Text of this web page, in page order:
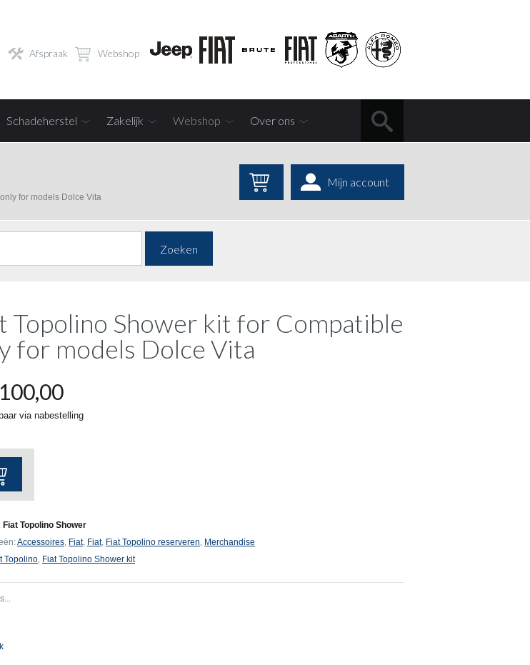
Afspraak Webshop
Schadeherstel Zakelijk Webshop Over ons
for models Dolce Vita
Mijn account
Zoeken
Topolino Shower kit for Compatible
for models Dolce Vita
via nabestelling
Fiat Topolino Shower
Accessoires, Fiat, Fiat, Fiat Topolino reserveren Merchandise
Topolino, Fiat Topolino Shower kit